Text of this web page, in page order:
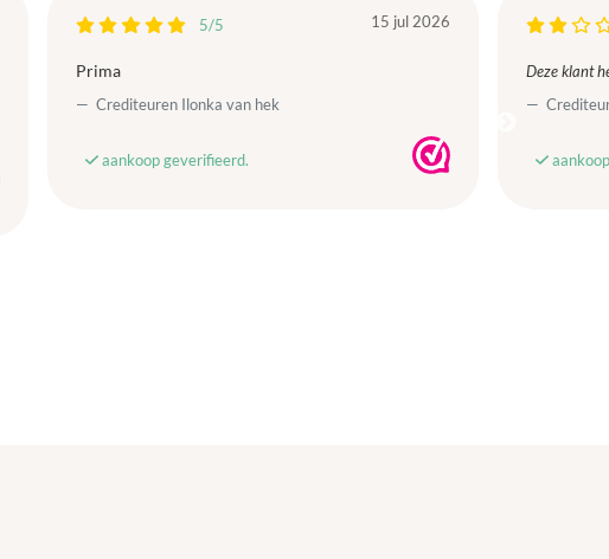
5/5 15 jul 2026
Prima
Crediteuren Ilonka van hek
aankoop geverifieerd.
Deze klant